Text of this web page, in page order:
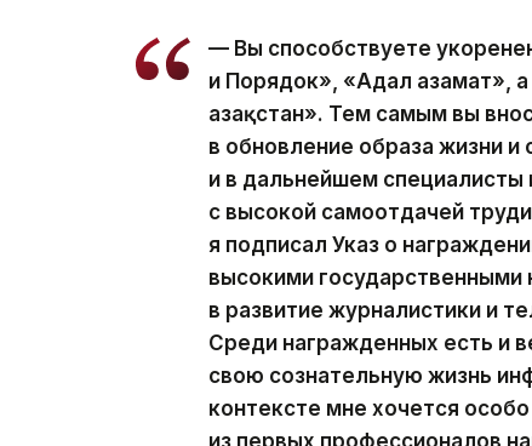
— Вы способствуете
и Порядок», «Адал азамат»,
Қазақстан». Тем самым вы
в обновление образа жизни и
и в дальнейшем
с высокой самоотдачей
я подписал Указ о
высокими государственными
в развитие журналистики и
Среди награжденных есть и
свою сознательную жизнь
контексте мне хочется
из первых профессионалов